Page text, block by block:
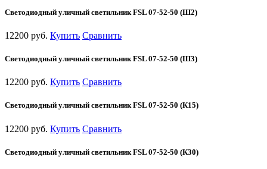
Светодиодный уличный светильник FSL 07-52-50 (Ш2)
12200 руб. Купить Сравнить
Светодиодный уличный светильник FSL 07-52-50 (Ш3)
12200 руб. Купить Сравнить
Светодиодный уличный светильник FSL 07-52-50 (К15)
12200 руб. Купить Сравнить
Светодиодный уличный светильник FSL 07-52-50 (К30)